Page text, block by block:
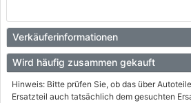
Verkäuferinformationen
Wird häufig zusammen gekauft
Hinweis: Bitte prüfen Sie, ob das über
Ersatzteil auch tatsächlich dem gesuchten